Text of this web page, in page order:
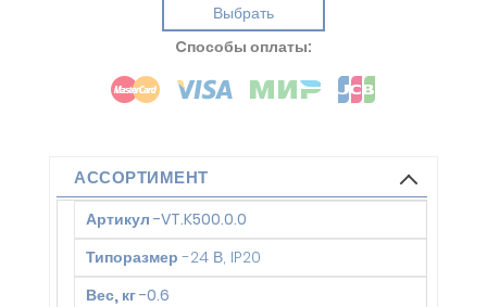
Выбрать
Cпособы оплаты:
АССОРТИМЕНТ
Артикул -VT.K500.0.0
Типоразмер -24 В, IP20
Вес, кг-0.6